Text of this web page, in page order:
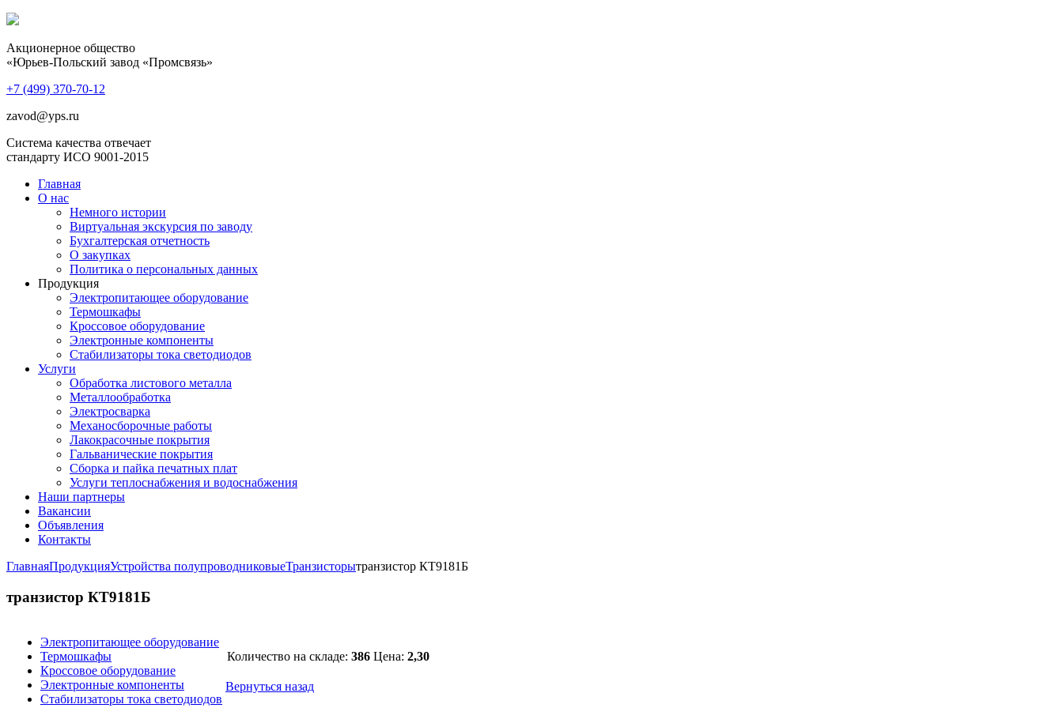
Акционерное общество
«Юрьев-Польский завод «Промсвязь»
+7 (499) 370-70-12
zavod@yps.ru
Система качества отвечает
стандарту ИСО 9001-2015
Главная
О нас
Немного истории
Виртуальная экскурсия по заводу
Бухгалтерская отчетность
О закупках
Политика о персональных данных
Продукция
Электропитающее оборудование
Термошкафы
Кроссовое оборудование
Электронные компоненты
Стабилизаторы тока светодиодов
Услуги
Обработка листового металла
Металлообработка
Электросварка
Механосборочные работы
Лакокрасочные покрытия
Гальванические покрытия
Сборка и пайка печатных плат
Услуги теплоснабжения и водоснабжения
Наши партнеры
Вакансии
Объявления
Контакты
ГлавнаяПродукцияУстройства полупроводниковыеТранзисторытранзистор КТ9181Б
транзистор КТ9181Б
Электропитающее оборудование
Термошкафы
Кроссовое оборудование
Электронные компоненты
Стабилизаторы тока светодиодов
Количество на складе: 386 Цена: 2,30
Вернуться назад